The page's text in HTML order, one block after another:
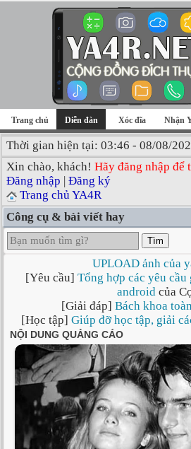
Trang chủ Diễn đàn Xóc đĩa Nhận
Thời gian hiện tại: 03:46 - 08/08/
Xin chào, khách! Hãy đăng nhập để
Đăng nhập | Đăng ký
Trang chủ YA4R
Công cụ & bài viết hay
Tìm
UPLOAD ảnh của
[Yêu cầu] Tổng hợp các yêu cầu
androidcủa
[Giải đáp] Bách khoa
[Học tập] Giúp đỡ học tập, giải